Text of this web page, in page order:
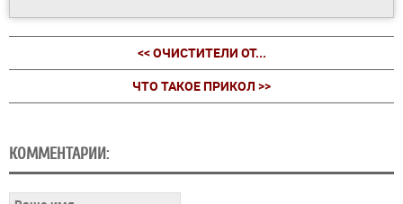
<< ОЧИСТИТЕЛИ ОТ...
ЧТО ТАКОЕ ПРИКОЛ >>
КОММЕНТАРИИ: